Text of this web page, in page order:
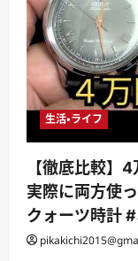
生活・ライフ
【徹底比較】
実際に両方使
クォーツ時計